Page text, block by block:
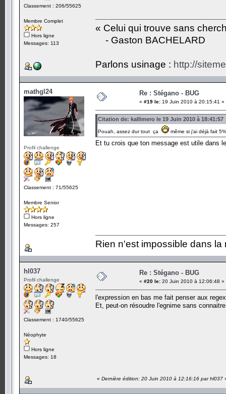
Classement : 206/55625
Membre Complet
Hors ligne
Messages: 113
« Celui qui trouve sans
- Gaston BACHELARD
Parlons usinage : http://
mathgl24
Profil challenge
Classement : 71/55625
Membre Senior
Hors ligne
Messages: 257
Re : Stégano - BUG
« #19 le: 19 Juin 2010 à 20:15:41 »
Citation de: kallimero le 19 Juin 2010 à 18:41:57
Pouah, assez dur tout ça même si j'ai déjà fait
Et tu crois que ton message est utile dans
Rien n'est impossible dans
hl037
Profil challenge
Classement : 1740/55625
Néophyte
Hors ligne
Messages: 18
Re : Stégano - BUG
« #20 le: 20 Juin 2010 à 12:06:48 »
l'expression en bas me fait penser aux
Et, peut-on résoudre l'egnime sans
« Dernière édition: 20 Juin 2010 à 12:16:16 par hl037